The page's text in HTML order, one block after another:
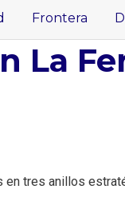
Frontera
La
tres anillos